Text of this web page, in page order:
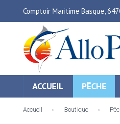
Comptoir Maritime Basque,
ACCUEIL PÊCHE
Accueil › Boutique ›